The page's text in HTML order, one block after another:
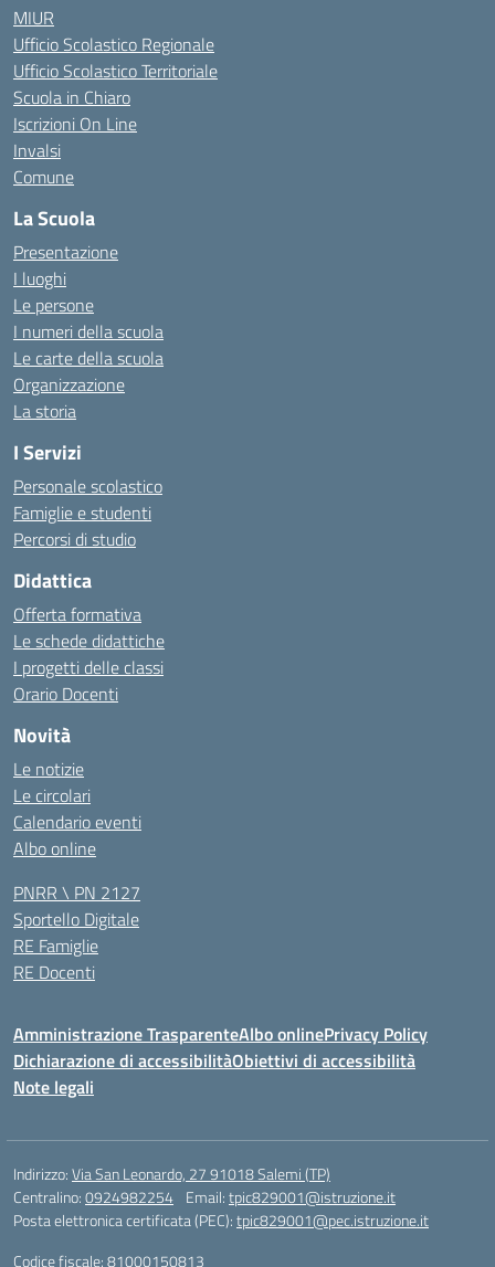
MIUR
Ufficio Scolastico Regionale
Ufficio Scolastico Territoriale
Scuola in Chiaro
Iscrizioni On Line
Invalsi
Comune
La Scuola
Presentazione
I luoghi
Le persone
I numeri della scuola
Le carte della scuola
Organizzazione
La storia
I Servizi
Personale scolastico
Famiglie e studenti
Percorsi di studio
Didattica
Offerta formativa
Le schede didattiche
I progetti delle classi
Orario Docenti
Novità
Le notizie
Le circolari
Calendario eventi
Albo online
PNRR \ PN 2127
Sportello Digitale
RE Famiglie
RE Docenti
Amministrazione TrasparenteAlbo onlinePrivacy Policy
Dichiarazione di accessibilitàObiettivi di accessibilità
Note legali
Indirizzo:Via San Leonardo, 27 91018 Salemi (TP)
Centralino:0924982254 Email:tpic829001@istruzione.it
Posta elettronica certificata (PEC):tpic829001@pec.istruzione.it
Codice fiscale: 81000150813